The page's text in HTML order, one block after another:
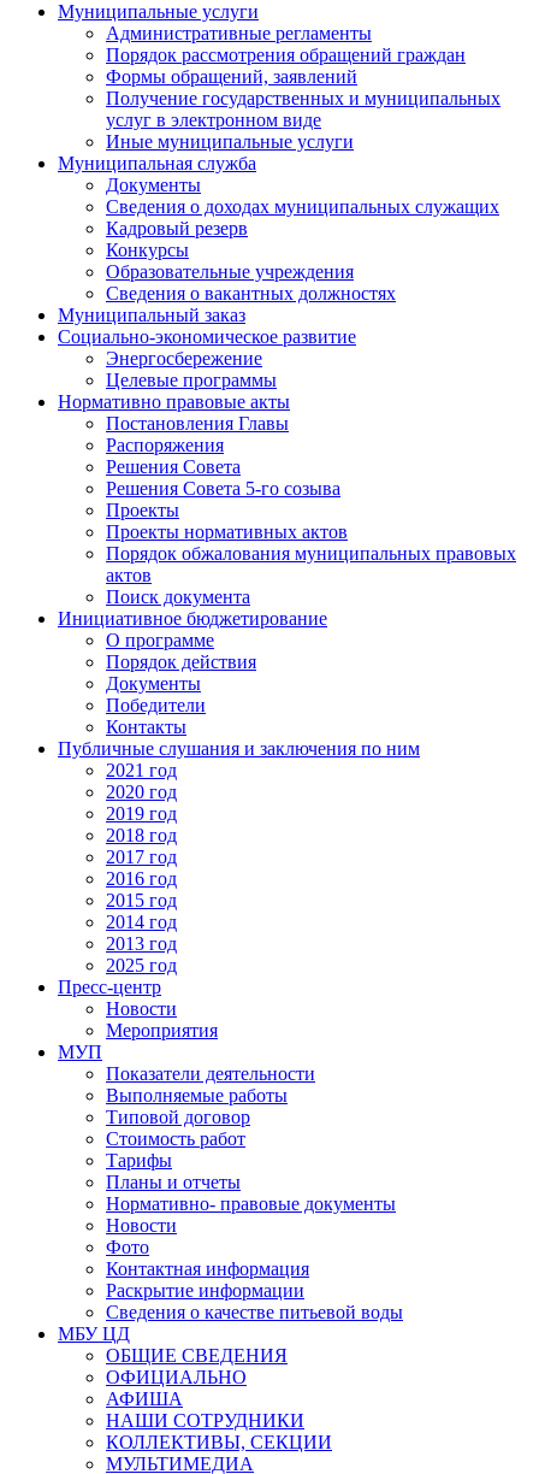
Муниципальные услуги
Административные регламенты
Порядок рассмотрения обращений граждан
Формы обращений, заявлений
Получение государственных и муниципальных
услуг в электронном виде
Иные муниципальные услуги
Муниципальная служба
Документы
Сведения о доходах муниципальных служащих
Кадровый резерв
Конкурсы
Образовательные учреждения
Сведения о вакантных должностях
Муниципальный заказ
Социально-экономическое развитие
Энергосбережение
Целевые программы
Нормативно правовые акты
Постановления Главы
Распоряжения
Решения Совета
Решения Совета 5-го созыва
Проекты
Проекты нормативных актов
Порядок обжалования муниципальных правовых
актов
Поиск документа
Инициативное бюджетирование
О программе
Порядок действия
Документы
Победители
Контакты
Публичные слушания и заключения по ним
2021 год
2020 год
2019 год
2018 год
2017 год
2016 год
2015 год
2014 год
2013 год
2025 год
Пресс-центр
Новости
Мероприятия
МУП
Показатели деятельности
Выполняемые работы
Типовой договор
Стоимость работ
Тарифы
Планы и отчеты
Нормативно- правовые документы
Новости
Фото
Контактная информация
Раскрытие информации
Сведения о качестве питьевой воды
МБУ ЦД
ОБЩИЕ СВЕДЕНИЯ
ОФИЦИАЛЬНО
АФИША
НАШИ СОТРУДНИКИ
КОЛЛЕКТИВЫ, СЕКЦИИ
МУЛЬТИМЕДИА